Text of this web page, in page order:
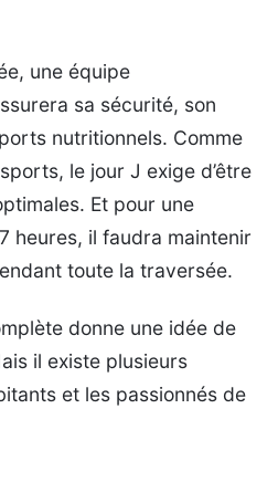
une équipe
sa sécurité, son
nutritionnels. Comme
le jour J exige d’être
Et pour une
heures, il faudra maintenir
toute la traversée.
donne une idée de
il existe plusieurs
et les passionnés de